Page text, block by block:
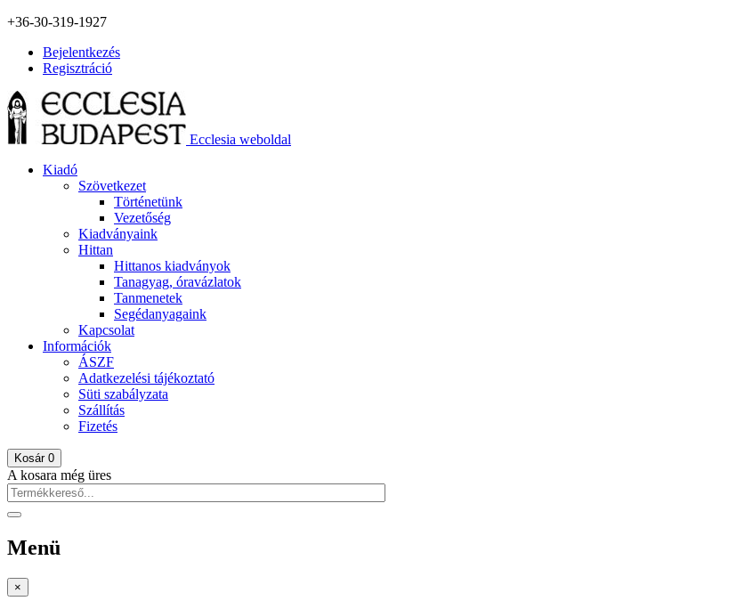
+36-30-319-1927
Bejelentkezés
Regisztráció
Ecclesia weboldal
Kiadó
Szövetkezet
Történetünk
Vezetőség
Kiadványaink
Hittan
Hittanos kiadványok
Tanagyag, óravázlatok
Tanmenetek
Segédanyagaink
Kapcsolat
Információk
ÁSZF
Adatkezelési tájékoztató
Süti szabályzata
Szállítás
Fizetés
Kosár 0
A kosara még üres
Menü
×